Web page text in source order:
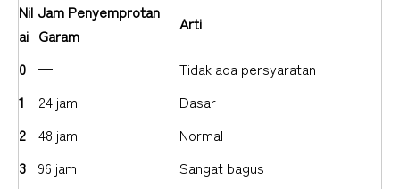
Nil
ai
Jam Penyemprotan
Garam
Arti
0 —
Tidak ada persyaratan
1
24 jam
Dasar
2 48 jam
Normal
3 96 jam Sangat bagus